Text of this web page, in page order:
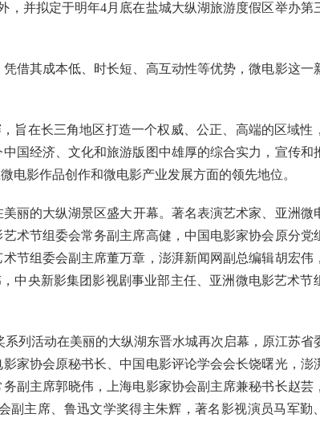
，并拟定于明年4月底在盐城大纵湖旅游度假区举办第
其成本低、时长短、高互动性等优势，微电影这一
在长三角地区打造一个权威、公正、高端的区域性
国经济、文化和旅游版图中雄厚的综合实力，宣传和
电影作品创作和微电影产业发展方面的领先地位。
丽的大纵湖景区盛大开幕。著名表演艺术家、亚洲微
术节组委会常务副主席高健，中国电影家协会原分党
节组委会副主席董万章，澎湃新闻网副总编辑胡宏伟
中央新影集团影视剧事业部主任、亚洲微电影艺术节
列活动在美丽的大纵湖东晋水城再次启幕，原江苏省
家协会原秘书长、中国电影评论学会会长饶曙光，澎
副主席郭晓伟，上海电影家协会副主席兼秘书长赵芸
副主席、鲁迅文学奖得主朱辉，著名影视演员马军勤